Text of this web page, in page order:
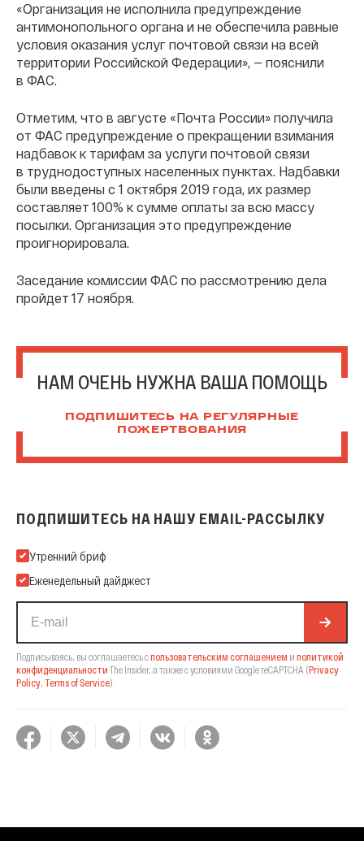
«Организация не исполнила предупреждение
антимонопольного органа и не обеспечила равные
условия оказания услуг почтовой связи на всей
территории Российской Федерации», — пояснили
в ФАС.
Отметим, что в августе «Почта России» получила
от ФАС предупреждение о прекращении взимания
надбавок к тарифам за услуги почтовой связи
в труднодоступных населенных пунктах. Надбавки
были введены с 1 октября 2019 года, их размер
составляет 100% к сумме оплаты за всю массу
посылки. Организация это предупреждение
проигнорировала.
Заседание комиссии ФАС по рассмотрению дела
пройдет 17 ноября.
НАМ ОЧЕНЬ НУЖНА ВАША ПОМОЩЬ
ПОДПИШИТЕСЬ НА РЕГУЛЯРНЫЕ
ПОЖЕРТВОВАНИЯ
ПОДПИШИТЕСЬ НА НАШУ EMAIL-РАССЫЛКУ
Подпишитесь на нашу Email-рассылку
Утренний бриф
Еженедельный дайджест
Подписываясь, вы соглашаетесь спользовательским соглашением и политикой
конфиденциальности The Insider, а также с условиями Google reCAPTCHA (Privacy
Policy, Terms of Service).